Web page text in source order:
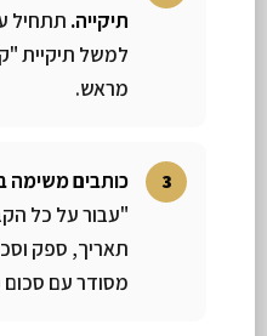
תיקייה. תתחיל
מראש.
כותבים משימה
"עבור על כל
תאריך, ספק
מסודר עם